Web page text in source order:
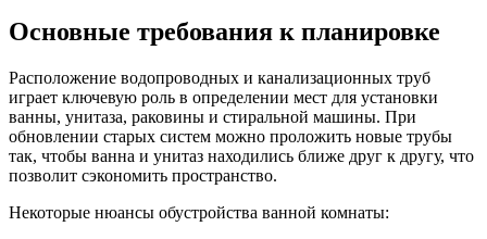
Основные требования к планировке
Расположение водопроводных и канализационных труб
играет ключевую роль в определении мест для установки
ванны, унитаза, раковины и стиральной машины. При
обновлении старых систем можно проложить новые трубы
так, чтобы ванна и унитаз находились ближе друг к другу, что
позволит сэкономить пространство.
Некоторые нюансы обустройства ванной комнаты: